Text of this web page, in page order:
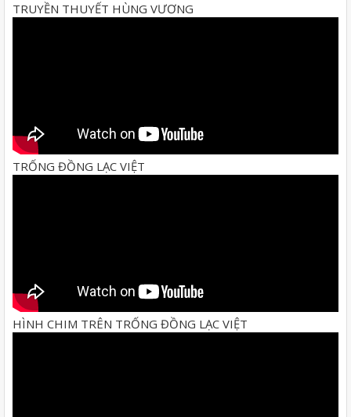
TRUYỀN THUYẾT HÙNG VƯƠNG
TRỐNG ĐỒNG LẠC VIỆT
HÌNH CHIM TRÊN TRỐNG ĐỒNG LẠC VIỆT